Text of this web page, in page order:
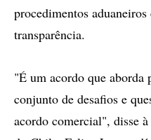
procedimentos
transparência.
"É um acordo que aborda
conjunto de desafios e
acordo comercial", disse